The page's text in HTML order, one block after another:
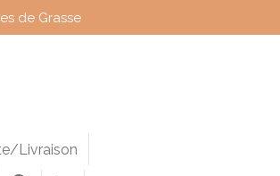
de Grasse
Livraison